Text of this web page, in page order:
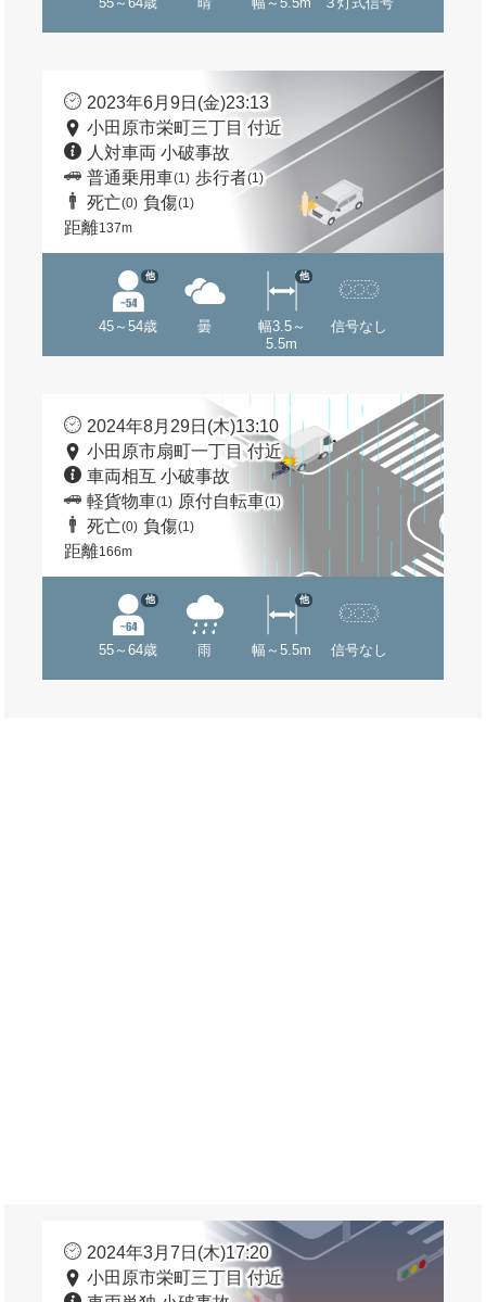
2023年6月9日(金)23:13
小田原市栄町三丁目 付近
人対車両 小破事故
普通乗用車(1) 歩行者(1)
死亡(0) 負傷(1)
距離137m
45～54歳
他
曇
幅3.5～
5.5m
他
信号なし
2024年8月29日(木)13:10
小田原市扇町一丁目 付近
車両相互 小破事故
軽貨物車(1) 原付自転車(1)
死亡(0) 負傷(1)
距離166m
55～64歳
他
雨 幅～5.5m
他
信号なし
2024年3月7日(木)17:20
小田原市栄町三丁目 付近